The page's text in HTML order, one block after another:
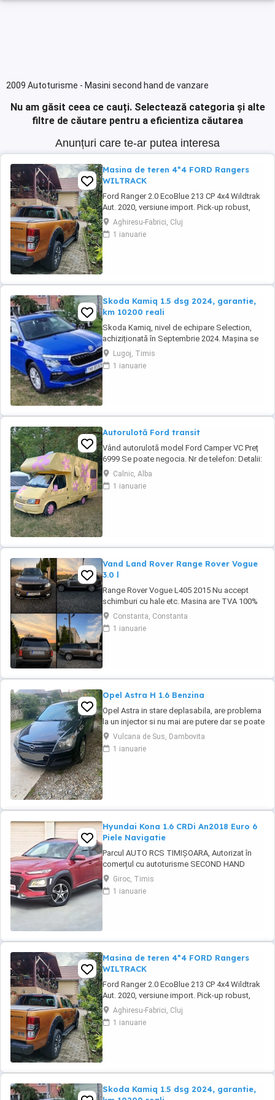
2009 Autoturisme - Masini second hand de vanzare
Nu am găsit ceea ce cauți. Selectează categoria și alte
filtre de căutare pentru a eficientiza căutarea
Anunțuri care te-ar putea interesa
Masina de teren 4*4 FORD Rangers
WILTRACK
Ford Ranger 2.0 EcoBlue 213 CP 4x4 Wildtrak
Aut. 2020, versiune import. Pick-up robust,
performant și echipat complet, ideal pentru
activități profesionale sau aventuri off-road,
cu tehnologie modernă, tracțiune integrală și
Aghiresu-Fabrici, Cluj
1 ianuarie
Skoda Kamiq 1.5 dsg 2024, garantie,
km 10200 reali
Skoda Kamiq, nivel de echipare Selection,
achiziționată în Septembrie 2024. Mașina se
află într-o stare impecabila. Detalii tehnice:
Motorizare: 1.5 TSI, 150 CP Transmisie:
Automată DSG An fabricație: 2024
Lugoj, Timis
1 ianuarie
Autorulotă Ford transit
Vând autorulotă model Ford Camper VC Preț
6999 Se poate negocia. Nr de telefon: Detalii:
- Cai putere: 79 CP - Capacitatea cilindrică:
2500 cm - Standard de emisie: 1 - Tipul de
combustibil: Diesel - Numar de uși: 3 -
Calnic, Alba
1 ianuarie
Vand Land Rover Range Rover Vogue
3.0 l
Range Rover Vogue L405 2015 Nu accept
schimburi cu hale etc. Masina are TVA 100%
deductibil Toate reviziile efectuate la Exclusiv
Auto Constanta Se ofera si set 4 anvelope de
iarna Masina se afla in Constanta KM :
Constanta, Constanta
1 ianuarie
Opel Astra H 1.6 Benzina
Opel Astra in stare deplasabila, are problema
la un injector si nu mai are putere dar se poate
deplasa, pretul este negociabil la fata locului,
masina are si instalație Gpl omologată.
Vulcana de Sus, Dambovita
1 ianuarie
Hyundai Kona 1.6 CRDi An2018 Euro 6
Piele Navigatie
Parcul AUTO RCS TIMIȘOARA, Autorizat în
comerțul cu autoturisme SECOND HAND
IMPORT, - LIVRARE GRATUITĂ LA DOMICILIUL
CLIENTULUI (200KM) -Factura se va emite în
lei la cursul de vânzare euro al Bancii
Giroc, Timis
1 ianuarie
Masina de teren 4*4 FORD Rangers
WILTRACK
Ford Ranger 2.0 EcoBlue 213 CP 4x4 Wildtrak
Aut. 2020, versiune import. Pick-up robust,
performant și echipat complet, ideal pentru
activități profesionale sau aventuri off-road,
cu tehnologie modernă, tracțiune integrală și
Aghiresu-Fabrici, Cluj
1 ianuarie
Skoda Kamiq 1.5 dsg 2024, garantie,